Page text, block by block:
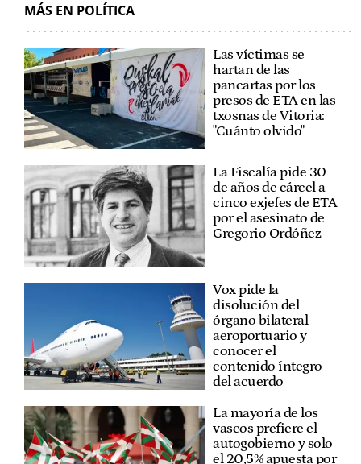
MÁS EN POLÍTICA
Las víctimas se
hartan de las
pancartas por los
presos de ETA en las
txosnas de Vitoria:
"Cuánto olvido"
La Fiscalía pide 30
de años de cárcel a
cinco exjefes de ETA
por el asesinato de
Gregorio Ordóñez
Vox pide la
disolución del
órgano bilateral
aeroportuario y
conocer el
contenido íntegro
del acuerdo
La mayoría de los
vascos prefiere el
autogobierno y solo
el 20,5% apuesta por